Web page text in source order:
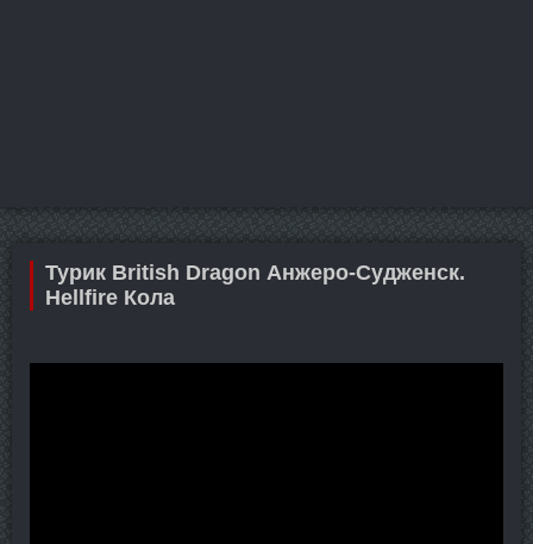
Турик British Dragon Анжеро-Судженск.
Hellfire Кола